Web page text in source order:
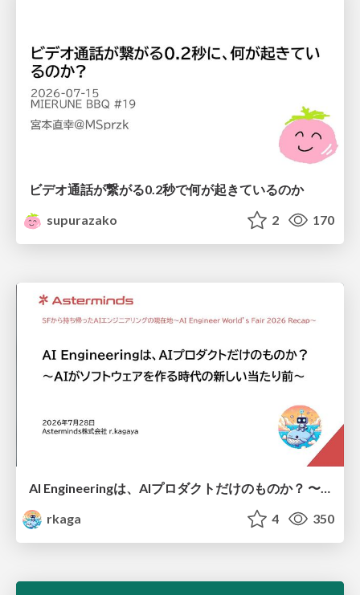
ビデオ通話が繋がる0.2秒で何が起きているのか
supurazako
2 170
AI Engineeringは、AIプロダクトだけのものか？ 〜AIがソフトウェアを作る時代の新しい当たり前〜 / No AI in your product. AI Engineering in your development.
rkaga
4 350